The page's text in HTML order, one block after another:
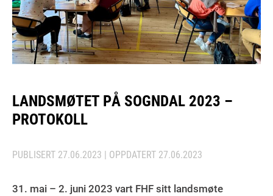
LANDSMØTET PÅ SOGNDAL 2023 –
PROTOKOLL
PUBLISERT 27.06.2023 | OPPDATERT 27.06.2023
31. mai – 2. juni 2023 vart FHF sitt landsmøte